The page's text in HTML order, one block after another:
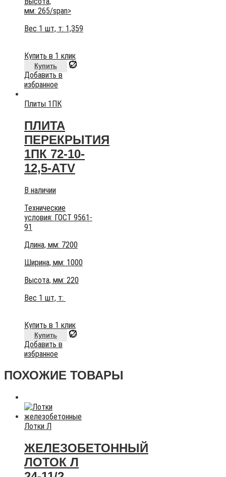
мм: 265/span>
Вес 1 шт, т: 1,359
Купить в 1 клик
Купить
Добавить в
избранное
Плиты 1ПК
ПЛИТА
ПЕРЕКРЫТИЯ
1ПК 72-10-
12,5-АТV
В наличии
Технические
условия: ГОСТ 9561-
91
Длина, мм: 7200
Ширина, мм: 1000
Высота, мм: 220
Вес 1 шт, т:
Купить в 1 клик
Купить
Добавить в
избранное
ПОХОЖИЕ ТОВАРЫ
Лотки Л
ЖЕЛЕЗОБЕТОННЫЙ
ЛОТОК Л